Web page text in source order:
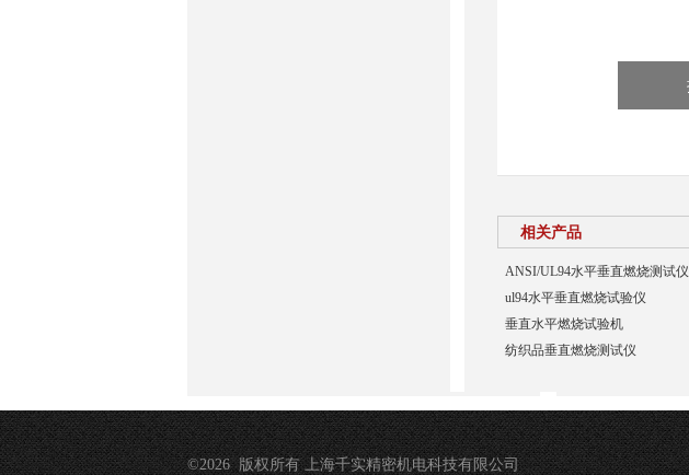
相关产品
ANSI/UL94水平垂直燃烧测试仪
ul94水平垂直燃烧试验仪
垂直水平燃烧试验机
纺织品垂直燃烧测试仪
©2026 版权所有 上海千实精密机电科技有限公司